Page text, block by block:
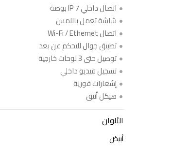
اتصال داخلي IP 7 بوصة
شاشة تعمل باللمس
اتصال Wi-Fi / Ethernet
تطبيق جوال للتحكم عن بعد
توصيل حتى 3 لوحات خارجية
تسجيل فيديو داخلي
إشعارات فورية
هيكل أنيق
الألوان
أبيض